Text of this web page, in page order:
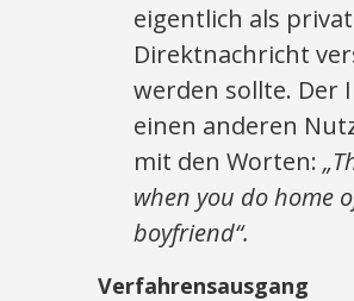
eigentlich als
Direktnachricht
werden sollte. Der
einen anderen
mit den Worten:
when you do home
boyfriend“.
Verfahrensausgang